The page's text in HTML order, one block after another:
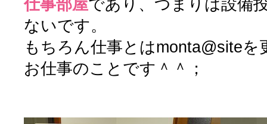
仕事部屋であり、つまりは設備
ないです。
もちろん仕事とはmonta@site
お仕事のことです＾＾；